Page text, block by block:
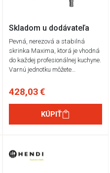
Skladom u dodávateľa
Pevná, nerezová a stabilná
skrinka Maxima, ktorá je vhodná
do každej profesionálnej kuchyne.
Varnú jednotku môžete…
428,03 €
KÚPIŤ